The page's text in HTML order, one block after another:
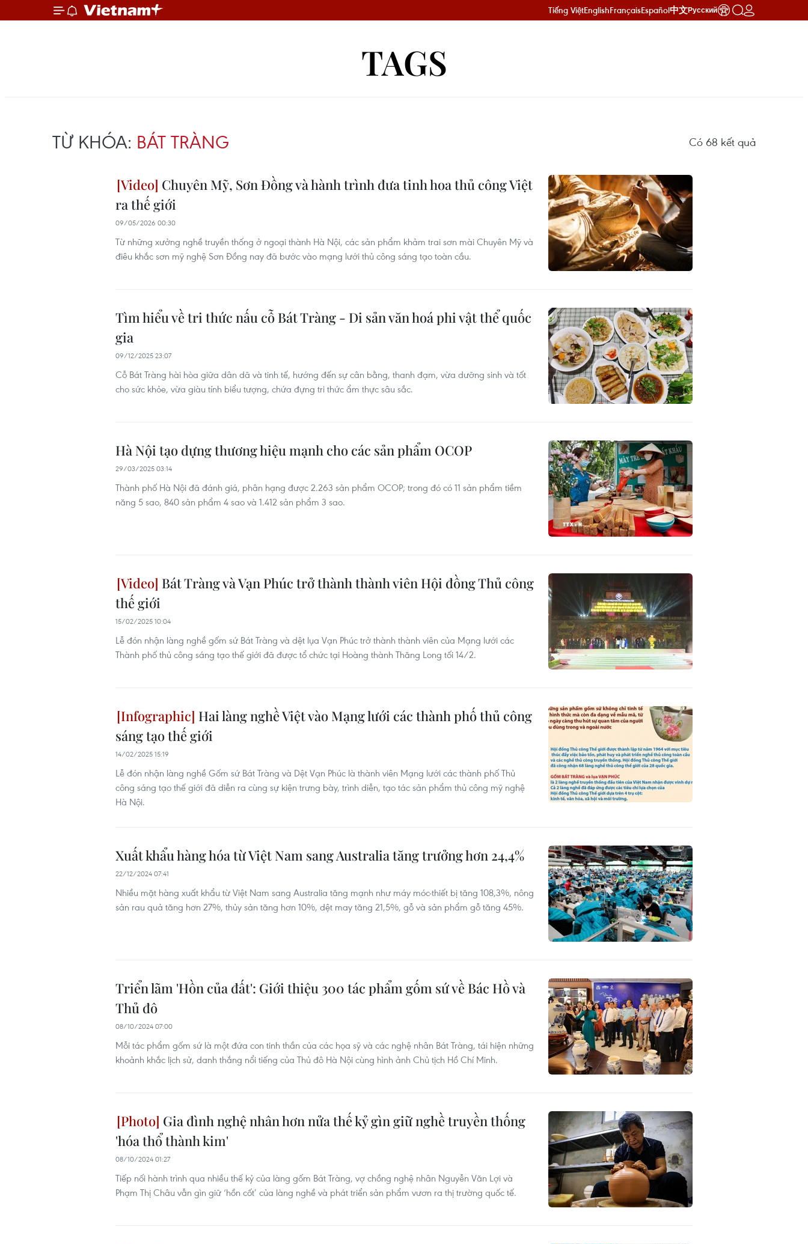
Tiếng ViệtEnglishFrançaisEspañol中文Русский
TAGS
TỪ KHÓA: BÁT TRÀNG Có 68 kết quả
Chuyên Mỹ, Sơn Đồng và hành trình đưa tinh hoa thủ công Việt
ra thế giới
09/05/2026 00:30
Từ những xưởng nghề truyền thống ở ngoại thành Hà Nội, các sản phẩm khảm trai sơn mài Chuyên Mỹ và
điêu khắc sơn mỹ nghệ Sơn Đồng nay đã bước vào mạng lưới thủ công sáng tạo toàn cầu.
Tìm hiểu về tri thức nấu cỗ Bát Tràng - Di sản văn hoá phi vật thể quốc
gia
09/12/2025 23:07
Cỗ Bát Tràng hài hòa giữa dân dã và tinh tế, hướng đến sự cân bằng, thanh đạm, vừa dưỡng sinh và tốt
cho sức khỏe, vừa giàu tính biểu tượng, chứa đựng tri thức ẩm thực sâu sắc.
Hà Nội tạo dựng thương hiệu mạnh cho các sản phẩm OCOP
29/03/2025 03:14
Thành phố Hà Nội đã đánh giá, phân hạng được 2.263 sản phẩm OCOP; trong đó có 11 sản phẩm tiềm
năng 5 sao, 840 sản phẩm 4 sao và 1.412 sản phẩm 3 sao.
Bát Tràng và Vạn Phúc trở thành thành viên Hội đồng Thủ công
thế giới
15/02/2025 10:04
Lễ đón nhận làng nghề gốm sứ Bát Tràng và dệt lụa Vạn Phúc trở thành thành viên của Mạng lưới các
Thành phố thủ công sáng tạo thế giới đã được tổ chức tại Hoàng thành Thăng Long tối 14/2.
Hai làng nghề Việt vào Mạng lưới các thành phố thủ công
sáng tạo thế giới
14/02/2025 15:19
Lễ đón nhận làng nghề Gốm sứ Bát Tràng và Dệt Vạn Phúc là thành viên Mạng lưới các thành phố Thủ
công sáng tạo thế giới đã diễn ra cùng sự kiện trưng bày, trình diễn, tạo tác sản phẩm thủ công mỹ nghệ
Hà Nội.
Xuất khẩu hàng hóa từ Việt Nam sang Australia tăng trưởng hơn 24,4%
22/12/2024 07:41
Nhiều mặt hàng xuất khẩu từ Việt Nam sang Australia tăng mạnh như máy móc-thiết bị tăng 108,3%, nông
sản rau quả tăng hơn 27%, thủy sản tăng hơn 10%, dệt may tăng 21,5%, gỗ và sản phẩm gỗ tăng 45%.
Triển lãm 'Hồn của đất': Giới thiệu 300 tác phẩm gốm sứ về Bác Hồ và
Thủ đô
08/10/2024 07:00
Mỗi tác phẩm gốm sứ là một đứa con tinh thần của các họa sỹ và các nghệ nhân Bát Tràng, tái hiện những
khoảnh khắc lịch sử, danh thắng nổi tiếng của Thủ đô Hà Nội cùng hình ảnh Chủ tịch Hồ Chí Minh.
Gia đình nghệ nhân hơn nửa thế kỷ gìn giữ nghề truyền thống
'hóa thổ thành kim'
08/10/2024 01:27
Tiếp nối hành trình qua nhiều thế kỷ của làng gốm Bát Tràng, vợ chồng nghệ nhân Nguyễn Văn Lợi và
Phạm Thị Châu vẫn gìn giữ ‘hồn cốt’ của làng nghề và phát triển sản phẩm vươn ra thị trường quốc tế.